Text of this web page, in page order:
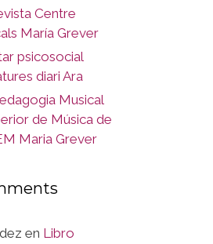
Centre
María Grever
psicosocial
diari Ara
Musical
de Música de
Maria Grever
en Libro